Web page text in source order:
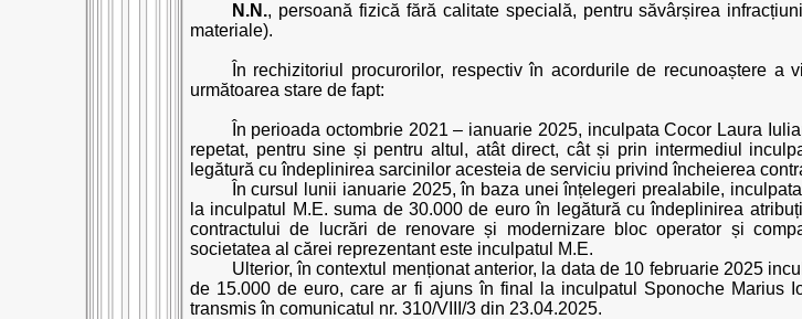
N.N., persoană fizică fără calitate specială, pentru săvârșirea
materiale).
În rechizitoriul procurorilor, respectiv în acordurile de recunoaștere
următoarea stare de fapt:
În perioada octombrie 2021 – ianuarie 2025, inculpata Cocor Laura
repetat, pentru sine și pentru altul, atât direct, cât și prin intermediul
legătură cu îndeplinirea sarcinilor acesteia de serviciu privind încheierea
În cursul lunii ianuarie 2025, în baza unei înțelegeri prealabile,
la inculpatul M.E. suma de 30.000 de euro în legătură cu îndeplinirea
contractului de lucrări de renovare și modernizare bloc operator și
societatea al cărei reprezentant este inculpatul M.E.
Ulterior, în contextul menționat anterior, la data de 10 februarie 2025
de 15.000 de euro, care ar fi ajuns în final la inculpatul Sponoche Marius
transmis în comunicatul nr. 310/VIII/3 din 23.04.2025.